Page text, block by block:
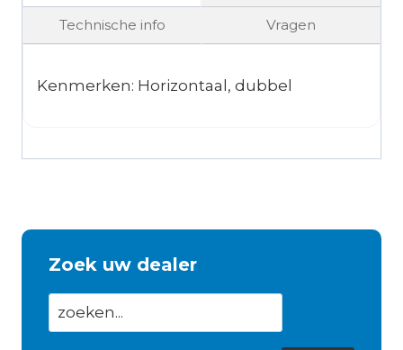
Technische info Vragen
Kenmerken: Horizontaal, dubbel
Zoek uw dealer